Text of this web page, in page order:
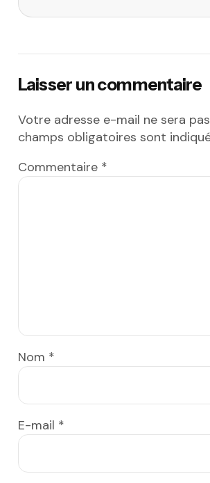
Laisser un commentaire
Votre adresse e-mail ne sera
champs obligatoires sont
Commentaire *
Nom *
E-mail *